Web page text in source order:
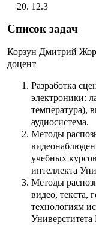
12.3
Список задач
Корзун Дмитрий
доцент
Разработка
электроники:
температура),
аудиосистема.
Методы
учебных
интеллекта
Методы
видео, текста,
технологиям